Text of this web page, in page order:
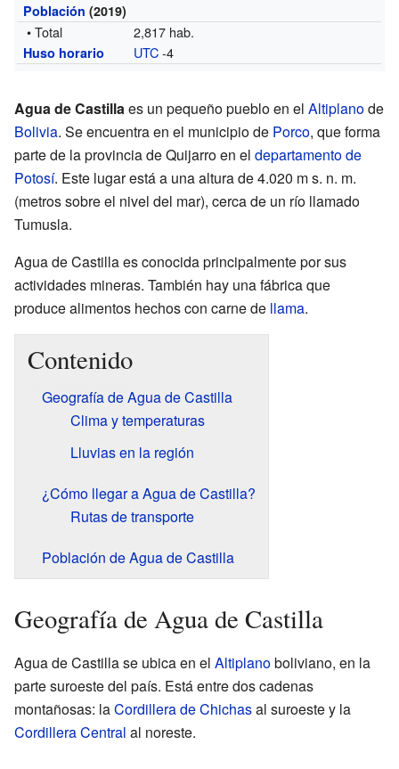
Población (2019)
• Total 2,817 hab.
Huso horario UTC-4
Agua de Castillaes un pequeño pueblo en el Altiplanode
Bolivia. Se encuentra en el municipio de Porco, que forma
parte de la provincia de Quijarro en el departamento de
Potosí. Este lugar está a una altura de 4.020 m s. n. m.
(metros sobre el nivel del mar), cerca de un río llamado
Tumusla.
Agua de Castilla es conocida principalmente por sus
actividades mineras. También hay una fábrica que
produce alimentos hechos con carne de llama.
Contenido
Geografía de Agua de Castilla
Clima y temperaturas
Lluvias en la región
¿Cómo llegar a Agua de Castilla?
Rutas de transporte
Población de Agua de Castilla
Geografía de Agua de Castilla
Agua de Castilla se ubica en el Altiplanoboliviano, en la
parte suroeste del país. Está entre dos cadenas
montañosas: laCordillera de Chichasal suroeste y la
Cordillera Central al noreste.